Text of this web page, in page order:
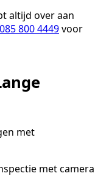
altijd over aan
085 800 4449voor
met
met camera